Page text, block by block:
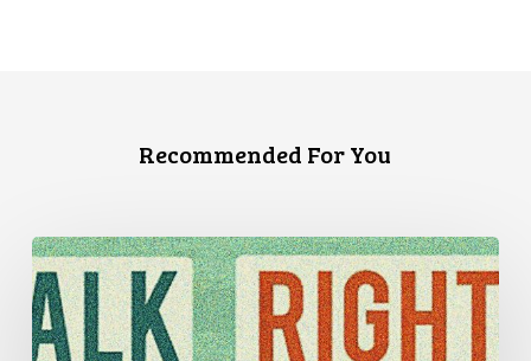
Recommended For You
Trois
témoignages
de
discrimination